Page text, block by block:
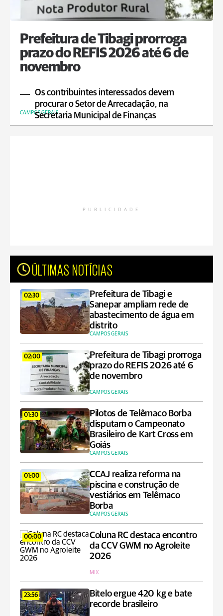
Prefeitura de Tibagi prorroga
prazo do REFIS 2026 até 6 de
novembro
Os contribuintes interessados devem
procurar o Setor de Arrecadação, na
Secretaria Municipal de Finanças
CAMPOS GERAIS
PUBLICIDADE
ÚLTIMAS NOTÍCIAS
02:30
Prefeitura de Tibagi e
Sanepar ampliam rede de
abastecimento de água em
distrito
CAMPOS GERAIS
02:00
Prefeitura de Tibagi prorroga
prazo do REFIS 2026 até 6
de novembro
CAMPOS GERAIS
01:30
Pilotos de Telêmaco Borba
disputam o Campeonato
Brasileiro de Kart Cross em
Goiás
CAMPOS GERAIS
01:00
CCAJ realiza reforma na
piscina e construção de
vestiários em Telêmaco
Borba
CAMPOS GERAIS
00:00
Coluna RC destaca encontro
da CCV GWM no Agroleite
2026
MIX
23:56
Bitelo ergue 420 kg e bate
recorde brasileiro